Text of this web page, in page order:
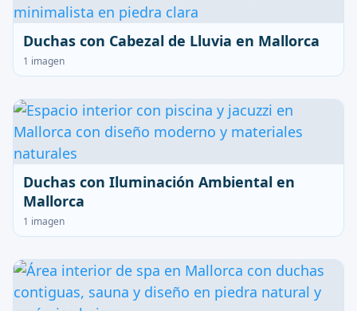
Duchas con Cabezal de Lluvia en Mallorca
1 imagen
Duchas con Iluminación Ambiental en
Mallorca
1 imagen